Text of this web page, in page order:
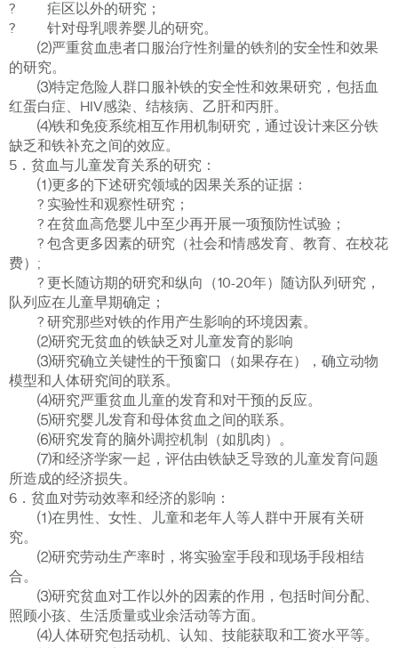
? 疟区以外的研究；
? 针对母乳喂养婴儿的研究。
⑵严重贫血患者口服治疗性剂量的铁剂的安全性和效果
的研究。
⑶特定危险人群口服补铁的安全性和效果研究，包括血
红蛋白症、HIV感染、结核病、乙肝和丙肝。
⑷铁和免疫系统相互作用机制研究，通过设计来区分铁
缺乏和铁补充之间的效应。
5．贫血与儿童发育关系的研究：
⑴更多的下述研究领域的因果关系的证据：
? 实验性和观察性研究；
? 在贫血高危婴儿中至少再开展一项预防性试验；
? 包含更多因素的研究（社会和情感发育、教育、在校花
费）;
? 更长随访期的研究和纵向（10-20年）随访队列研究，
队列应在儿童早期确定；
? 研究那些对铁的作用产生影响的环境因素。
⑵研究无贫血的铁缺乏对儿童发育的影响
⑶研究确立关键性的干预窗口（如果存在），确立动物
模型和人体研究间的联系。
⑷研究严重贫血儿童的发育和对干预的反应。
⑸研究婴儿发育和母体贫血之间的联系。
⑹研究发育的脑外调控机制（如肌肉）。
⑺和经济学家一起，评估由铁缺乏导致的儿童发育问题
所造成的经济损失。
6．贫血对劳动效率和经济的影响：
⑴在男性、女性、儿童和老年人等人群中开展有关研
究。
⑵研究劳动生产率时，将实验室手段和现场手段相结
合。
⑶研究贫血对工作以外的因素的作用，包括时间分配、
照顾小孩、生活质量或业余活动等方面。
⑷人体研究包括动机、认知、技能获取和工资水平等。